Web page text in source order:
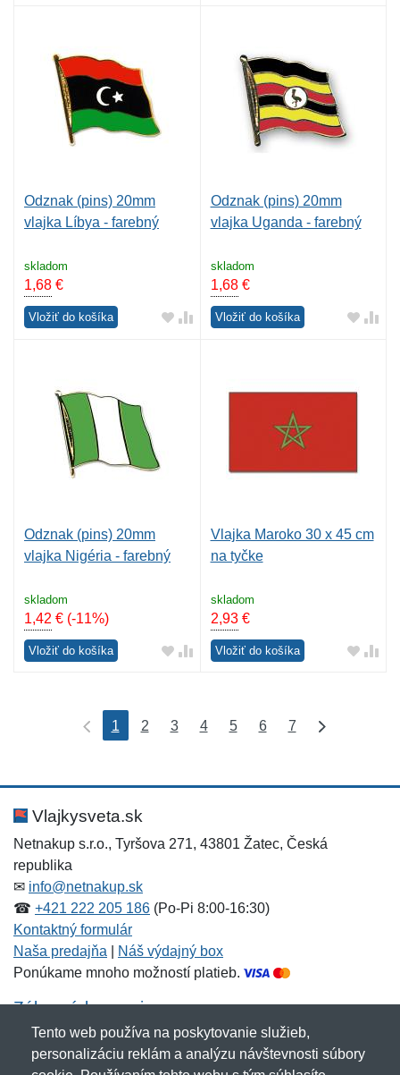
Odznak (pins) 20mm
vlajka Líbya - farebný
skladom
1,68 €
Vložiť do košíka
Odznak (pins) 20mm
vlajka Uganda - farebný
skladom
1,68€
Vložiť do košíka
Odznak (pins) 20mm
vlajka Nigéria - farebný
skladom
1,42 € (-11%)
Vložiť do košíka
Vlajka Maroko 30 x 45 cm
na tyčke
skladom
2,93€
Vložiť do košíka
1 2 3 4 5 6 7
Vlajkysveta.sk
Netnakup s.r.o., Tyršova 271, 43801 Žatec, Česká
republika
✉ info@netnakup.sk
☎ +421 222 205 186 (Po-Pi 8:00-16:30)
Kontaktný formulár
Naša predajňa
Náš výdajný box
Ponúkame mnoho možností platieb.
Zákaznícky servis
Novinky emailom
Tento web používa na poskytovanie služieb,
personalizáciu reklám a analýzu návštevnosti súbory